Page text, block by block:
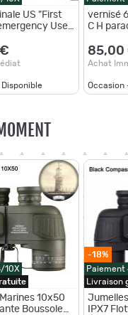
US "First
Use
vernisé 61 eme B T A P 3 C
C H
85,00
Achat
Occasion
10X
10x50
Boussole
-18%
Paiement
Livraison
IPX7